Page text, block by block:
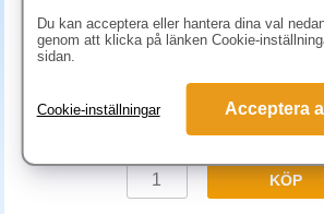
748.80 kr (inkl.
KÖP
Du kan acceptera eller hantera dina val
genom att klicka på länken Cookie-
sidan.
Cookie-inställningar Acceptera